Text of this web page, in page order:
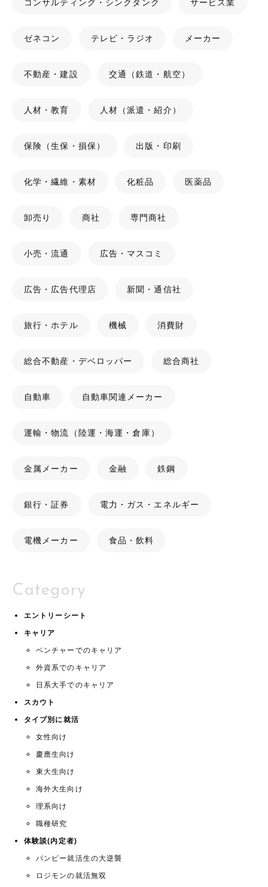
コンサルティング・シンクタンク サービス業
ゼネコン テレビ・ラジオ メーカー
不動産・建設 交通（鉄道・航空）
人材・教育 人材（派遣・紹介）
保険（生保・損保） 出版・印刷
化学・繊維・素材 化粧品 医薬品
卸売り 商社 専門商社
小売・流通 広告・マスコミ
広告・広告代理店 新聞・通信社
旅行・ホテル 機械 消費財
総合不動産・デベロッパー 総合商社
自動車 自動車関連メーカー
運輸・物流（陸運・海運・倉庫）
金属メーカー 金融 鉄鋼
銀行・証券 電力・ガス・エネルギー
電機メーカー 食品・飲料
Category
エントリーシート
キャリア
ベンチャーでのキャリア
外資系でのキャリア
日系大手でのキャリア
スカウト
タイプ別に就活
女性向け
慶應生向け
東大生向け
海外大生向け
理系向け
職種研究
体験談(内定者)
パンピー就活生の大逆襲
ロジモンの就活無双